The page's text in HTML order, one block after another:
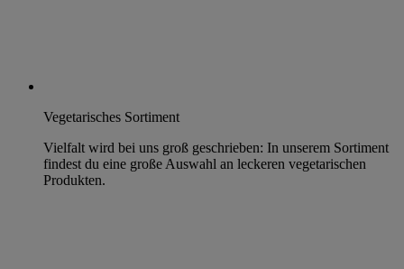
Vegetarisches Sortiment
Vielfalt wird bei uns groß geschrieben: In unserem Sortiment
findest du eine große Auswahl an leckeren vegetarischen
Produkten.